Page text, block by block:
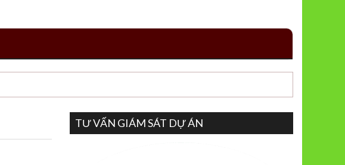
TƯ VẤN GIÁM SÁT DỰ ÁN